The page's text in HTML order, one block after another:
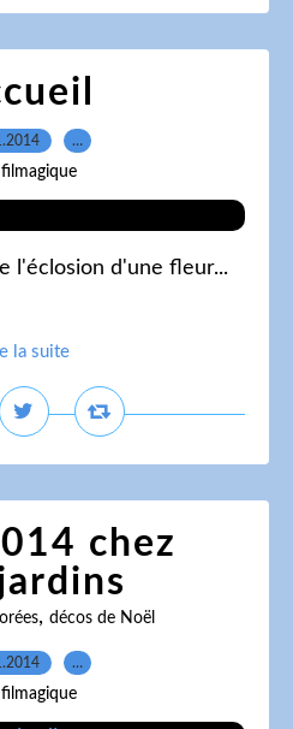
…
filmagique
l'éclosion d'une fleur...
la suite
chez
, décos de Noël
…
filmagique